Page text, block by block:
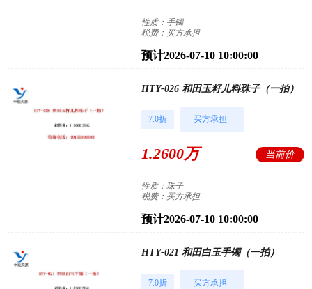
性质：手镯
税费：买方承担
预计2026-07-10 10:00:00
HTY-026 和田玉籽儿料珠子（一拍）
7.0折 买方承担
1.2600万 当前价
性质：珠子
税费：买方承担
预计2026-07-10 10:00:00
HTY-021 和田白玉手镯（一拍）
7.0折 买方承担